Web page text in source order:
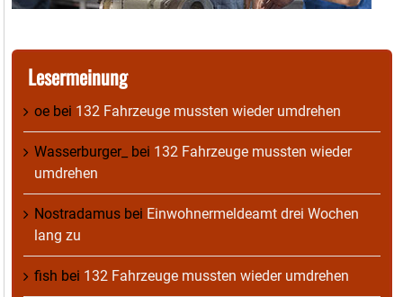
Lesermeinung
oe bei 132 Fahrzeuge mussten wieder umdrehen
Wasserburger_ bei 132 Fahrzeuge mussten wieder
umdrehen
Nostradamus bei Einwohnermeldeamt drei Wochen
lang zu
fish bei 132 Fahrzeuge mussten wieder umdrehen